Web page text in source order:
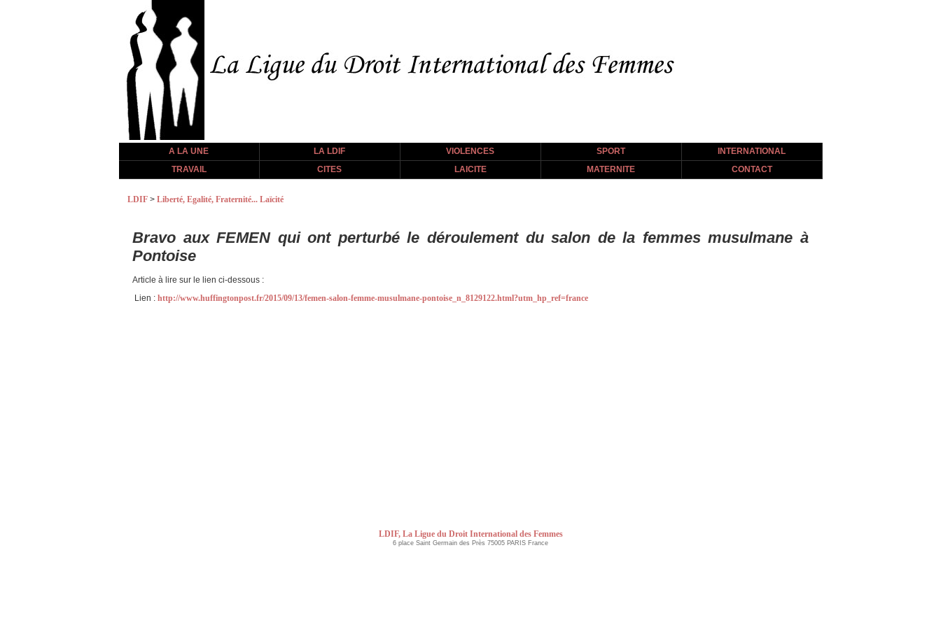
A LA UNE LA LDIF VIOLENCES SPORT
INTERNATIONAL
TRAVAIL
CITES LAICITE MATERNITE CONTACT
LDIF > Liberté, Egalité, Fraternité... Laïcité
Bravo aux FEMEN qui ont perturbé le déroulement du salon de la femmes musulmane à
Pontoise
Article à lire sur le lien ci-dessous :
Lien : http://www.huffingtonpost.fr/2015/09/13/femen-salon-femme-musulmane-pontoise_n_8129122.html?utm_hp_ref=france
LDIF, La Ligue du Droit International des Femmes
6 place Saint Germain des Près 75005 PARIS France